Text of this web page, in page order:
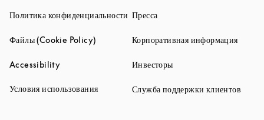
Политика конфиденциальности Link Opens in New Tab
Файлы (Cookie Policy)Link Opens in New Tab
AccessibilityLink Opens in New Tab
Условия использованияLink Opens in New Tab
ПрессаLink Opens in New Tab
Корпоративная информацияLink
ИнвесторыLink Opens in New Tab
Служба поддержки клиентов